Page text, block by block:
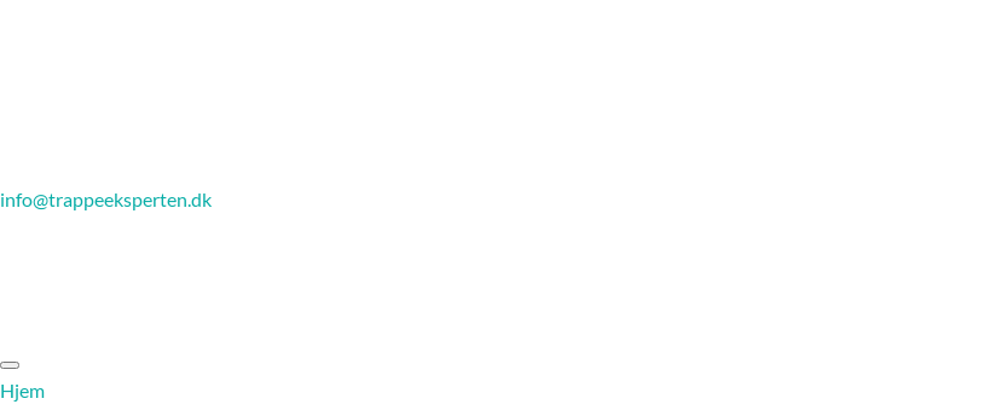
info@trappeeksperten.dk
Hjem